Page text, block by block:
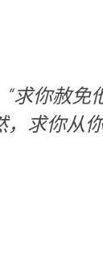
“求你赦免
，求你从